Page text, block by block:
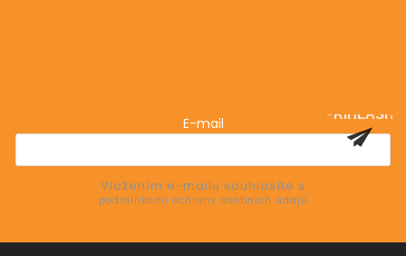
E-mail
Vložením e-mailu souhlasíte s
podmínkami ochrany osobních údajů
PŘIHLÁSIT